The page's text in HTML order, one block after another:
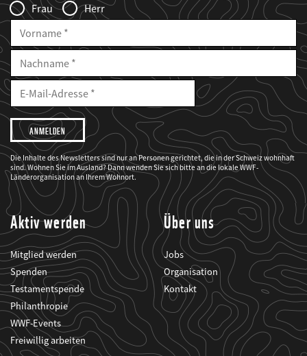
Frau
Herr
Vorname
Nachname
E-
Mailadresse
E-
Adresse
Ich
möchte,
dass
der
WWF
mich
über
seine
Projekte
informiert.
Die Inhalte des Newsletters sind nur an Personen gerichtet, die in der Schweiz wohnhaft
sind. Wohnen Sie im Ausland? Dann wenden Sie sich bitte an die lokale WWF-
Länderorganisation an Ihrem Wohnort.
Aktiv werden
Mitglied werden
Spenden
Testamentspende
Philanthropie
WWF-Events
Freiwillig arbeiten
Über uns
Jobs
Organisation
Kontakt